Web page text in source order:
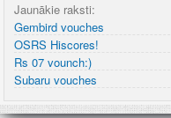
Jaunākie raksti:
Gembird vouches
OSRS Hiscores!
Rs 07 vounch:)
Subaru vouches